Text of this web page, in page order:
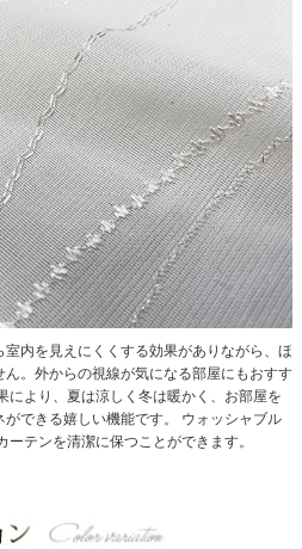
内を見えにくくする効果がありながら、ほ
。外からの視線が気になる部屋にもおすす
により、夏は涼しく冬は暖かく、お部屋を
できる嬉しい機能です。
ウォッシャブル
ーテンを清潔に保つことができます。